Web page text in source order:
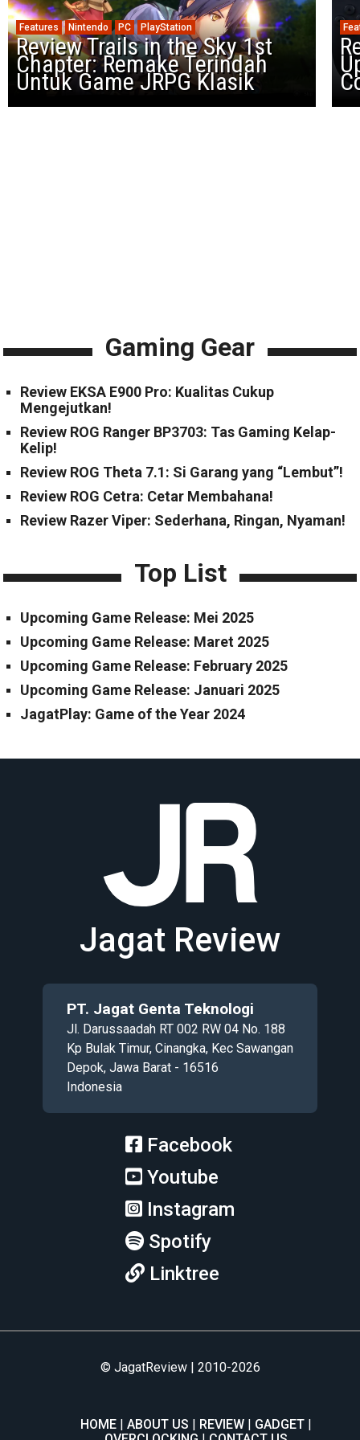
Features Nintendo PC PlayStation
Review Trails in the Sky 1st
Chapter: Remake Terindah
Untuk Game JRPG Klasik
Gaming Gear
Review EKSA E900 Pro: Kualitas Cukup
Mengejutkan!
Review ROG Ranger BP3703: Tas Gaming Kelap-
Kelip!
Review ROG Theta 7.1: Si Garang yang “Lembut”!
Review ROG Cetra: Cetar Membahana!
Review Razer Viper: Sederhana, Ringan, Nyaman!
Top List
Upcoming Game Release: Mei 2025
Upcoming Game Release: Maret 2025
Upcoming Game Release: February 2025
Upcoming Game Release: Januari 2025
JagatPlay: Game of the Year 2024
Jagat Review
PT. Jagat Genta Teknologi
Jl. Darussaadah RT 002 RW 04 No. 188
Kp Bulak Timur, Cinangka, Kec Sawangan
Depok, Jawa Barat - 16516
Indonesia
Facebook
Youtube
Instagram
Spotify
Linktree
© JagatReview | 2010-2026
HOME ABOUT US REVIEW
GADGET